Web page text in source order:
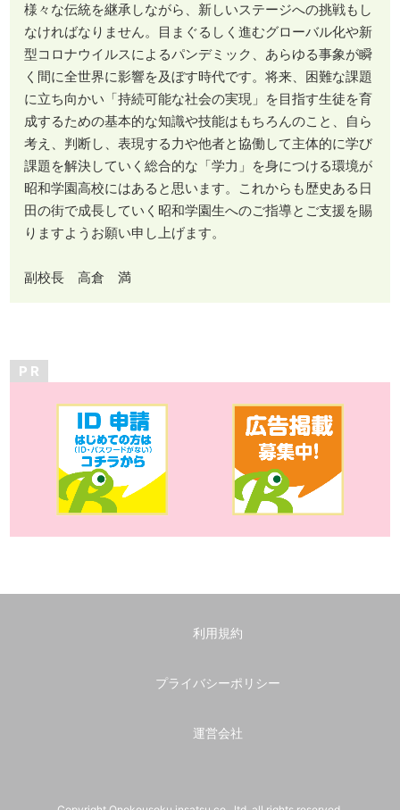
様々な伝統を継承しながら、新しいステージへの挑戦もし
なければなりません。目まぐるしく進むグローバル化や新
型コロナウイルスによるパンデミック、あらゆる事象が瞬
く間に全世界に影響を及ぼす時代です。将来、困難な課題
に立ち向かい「持続可能な社会の実現」を目指す生徒を育
成するための基本的な知識や技能はもちろんのこと、自ら
考え、判断し、表現する力や他者と協働して主体的に学び
課題を解決していく総合的な「学力」を身につける環境が
昭和学園高校にはあると思います。これからも歴史ある日
田の街で成長していく昭和学園生へのご指導とご支援を賜
りますようお願い申し上げます。
副校長 高倉 満
P R
利用規約
プライバシーポリシー
運営会社